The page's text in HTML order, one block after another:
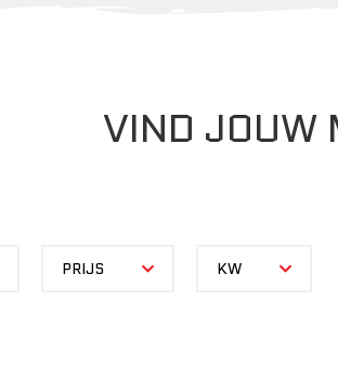
VIND JOUW
PRIJS KW